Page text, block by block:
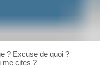
? Excuse de quoi ?
me cites ?